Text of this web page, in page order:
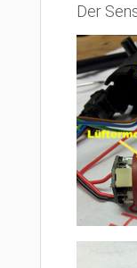
Der